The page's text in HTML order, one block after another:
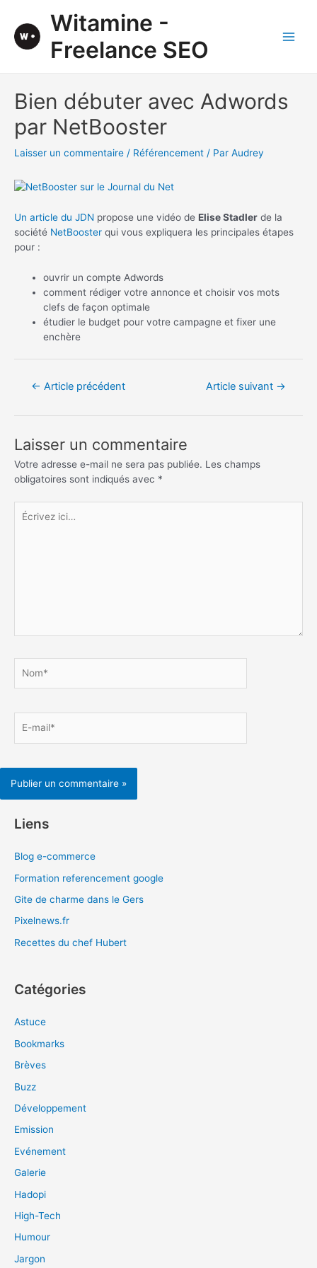
contenu
Witamine -
Freelance SEO
Bien débuter avec Adwords
par NetBooster
Laisser un commentaire / Référencement / Par Audrey
Un article du JDN propose une vidéo de Elise Stadler de la
société NetBooster qui vous expliquera les principales étapes
pour :
ouvrir un compte Adwords
comment rédiger votre annonce et choisir vos mots
clefs de façon optimale
étudier le budget pour votre campagne et fixer une
enchère
Navigation
← Article précédent Article suivant →
Laisser un commentaire
Votre adresse e-mail ne sera pas publiée. Les champs
obligatoires sont indiqués avec *
Écrivez
ici…
mail*
Liens
Blog e-commerce
Formation referencement google
Gite de charme dans le Gers
Pixelnews.fr
Recettes du chef Hubert
Catégories
Astuce
Bookmarks
Brèves
Buzz
Développement
Emission
Evénement
Galerie
Hadopi
High-Tech
Humour
Jargon